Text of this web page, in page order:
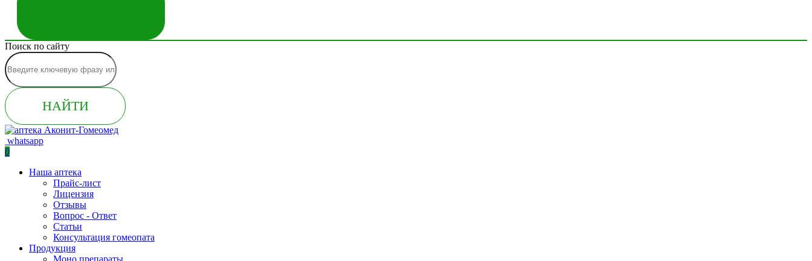
Поиск по сайту
НАЙТИ
whatsapp
0
Наша аптека
Прайс-лист
Лицензия
Отзывы
Вопрос - Ответ
Статьи
Консультация гомеопата
Продукция
Моно препараты